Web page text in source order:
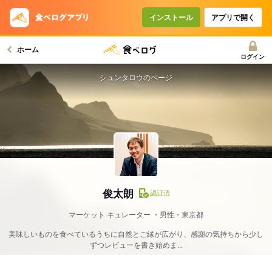
インストール アプリで開く
ホーム
ログイン
俊太朗 認証済
マーケット キュレーター 男性・東京都
美味しいものを食べているうちに自然とご縁が広がり、感謝の気持ちから少し
ずつレビューを書き始めま...
シュンタロウのページ